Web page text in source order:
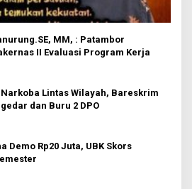
MM, : Patambor
II Evaluasi Program Kerja
Lintas Wilayah, Bareskrim
dan Buru 2 DPO
Demo Rp20 Juta, UBK Skors